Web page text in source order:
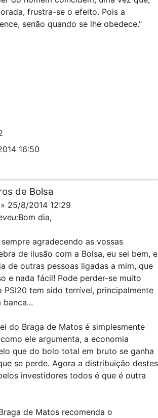
frustra-se o efeito. Pois a
senão quando se lhe obedece."
16:50
de Bolsa
» 25/8/2014 12:29
Bom dia,
agradecendo as vossas
de ilusão com a Bolsa, eu sei bem, e
de outras pessoas ligadas a mim, que
e nada fácil! Pode perder-se muito
PSI20 tem sido terrível, principalmente
do Braga de Matos é simplesmente
ele argumenta, a economia
que do bolo total em bruto se ganha
se perde. Agora a distribuição destes
investidores todos é que é outra
de Matos recomenda o